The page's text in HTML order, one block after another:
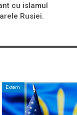
cu islamul
Rusiei.
Extern